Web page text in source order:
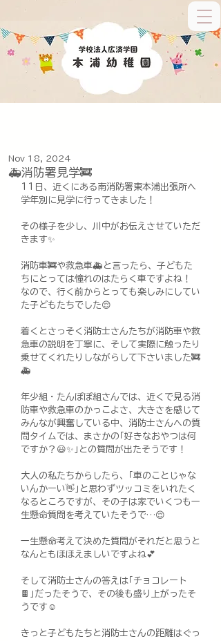
🚑️消防署見学🚒
Nov 18, 2024
11日、近くにある南消防署東本浦出張所へ
学年別に見学に行ってきました！
その様子を少し、川中がお伝えさせていただ
きます✨
消防車🚒や救急車🚑️と言ったら、子どもた
ちにとっては憧れのはたらく車ですよね！
なので、行く前からとっても楽しみにしてい
た子どもたちでした😌
着くとさっそく消防士さんたちが消防車や救
急車の説明を丁寧に、そして実際に触ったり
乗せてくれたりしながらして下さいました🚒
🚑️
年少組・たんぽぽ組さんでは、近くで見る消
防車や救急車のかっこよさ、大きさを感じて
みんなが興奮している中、消防士さんへの質
問タイムでは、まさかの｢好きなおやつは何
ですか？😃✨｣との質問が出たそうです！
大人の私たちからしたら、｢車のことじゃな
いんかーい👋｣と思わずツッコミをいれたく
なるところですが、その子は家でいくつも一
生懸命質問を考えていたそうで…😌
一生懸命考えて決めた質問がそれだと思うと
なんともほほえましいですよね💕
そして消防士さんの答えは｢チョコレート
🍫｣だったそうで、その後も盛り上がったそ
うです☺️
きっと子どもたちと消防士さんの距離はぐっ